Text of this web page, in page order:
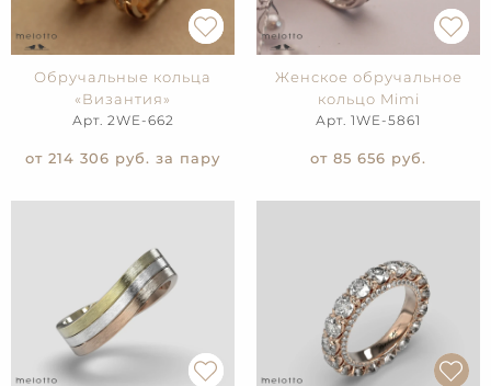
Обручальные кольца
«Византия»
Арт. 2WE-662
от 214 306 руб. за пару
Женское обручальное
кольцо Mimi
Арт. 1WE-5861
от 85 656 руб.